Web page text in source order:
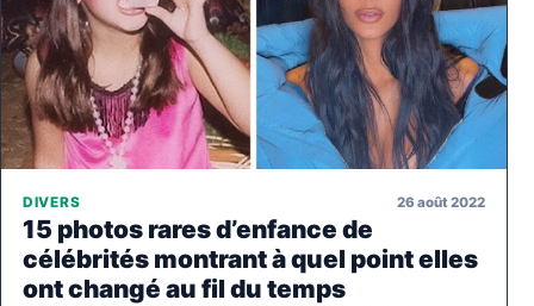
DIVERS 26 août 2022
15 photos rares d’enfance de
célébrités montrant à quel point elles
ont changé au fil du temps